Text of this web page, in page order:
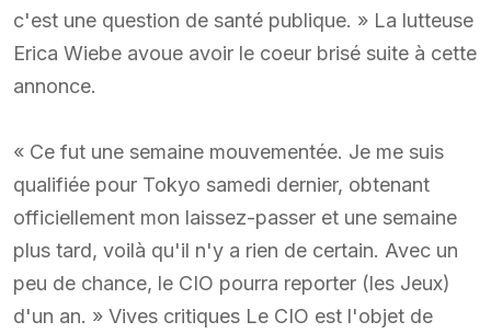
c'est une question de santé publique. » La lutteuse
Erica Wiebe avoue avoir le coeur brisé suite à cette
annonce.
« Ce fut une semaine mouvementée. Je me suis
qualifiée pour Tokyo samedi dernier, obtenant
officiellement mon laissez-passer et une semaine
plus tard, voilà qu'il n'y a rien de certain. Avec un
peu de chance, le CIO pourra reporter (les Jeux)
d'un an. » Vives critiques Le CIO est l'objet de